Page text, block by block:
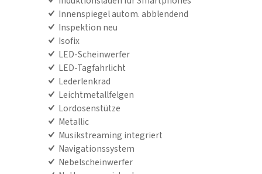
Innenspiegel autom. abblendend
Inspektion neu
Isofix
LED-Scheinwerfer
LED-Tagfahrlicht
Lederlenkrad
Leichtmetallfelgen
Lordosenstütze
Metallic
Musikstreaming integriert
Navigationssystem
Nebelscheinwerfer